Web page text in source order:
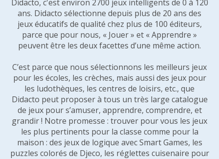
Didacto, c'est environ 2700 jeux intelligents de 0 à 120
ans. Didacto sélectionne depuis plus de 20 ans des
jeux éducatifs de qualité chez plus de 100 éditeurs,
parce que pour nous, « Jouer » et « Apprendre »
peuvent être les deux facettes d’une même action.
C’est parce que nous sélectionnons les meilleurs jeux
pour les écoles, les crèches, mais aussi des jeux pour
les ludothèques, les centres de loisirs, etc., que
Didacto peut proposer à tous un très large catalogue
de jeux pour s’amuser, apprendre, comprendre, et
grandir ! Notre promesse : trouver pour vous les jeux
les plus pertinents pour la classe comme pour la
maison : des jeux de logique avec Smart Games, les
puzzles colorés de Djeco, les réglettes cuisenaire pour